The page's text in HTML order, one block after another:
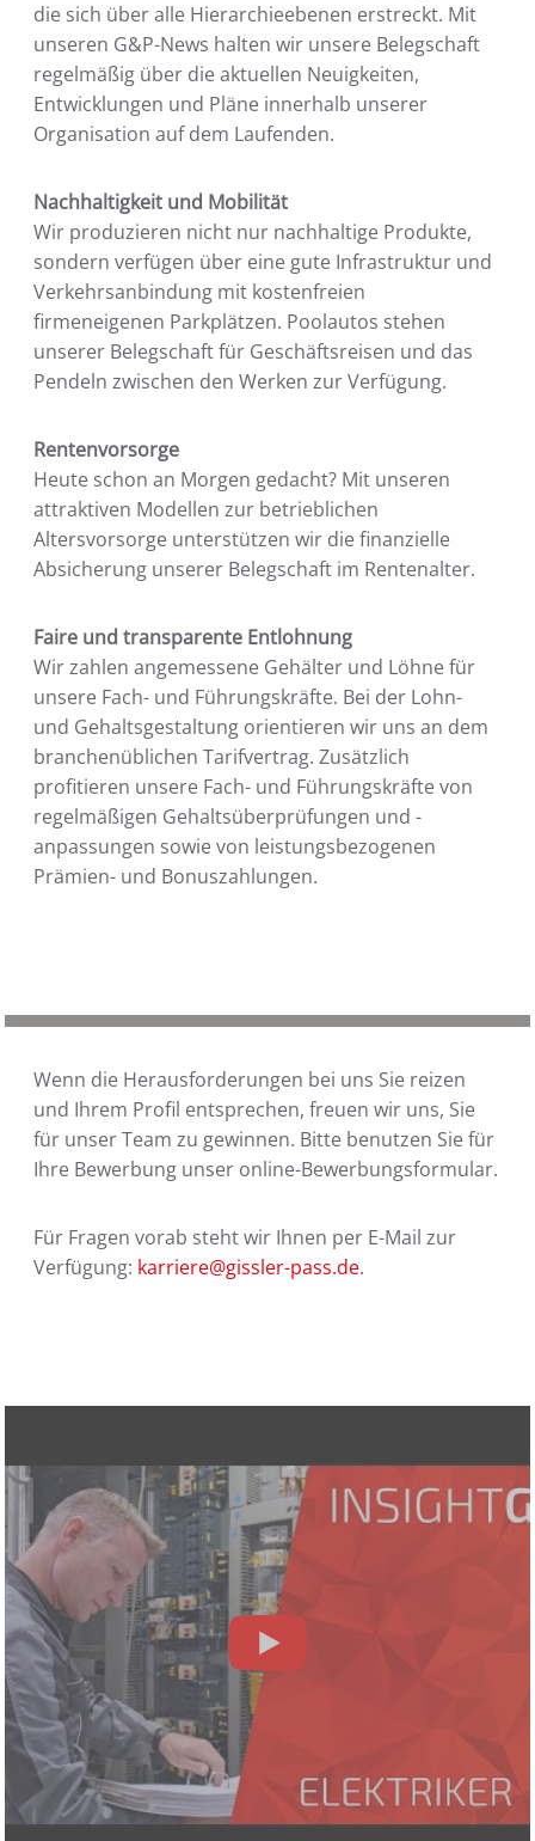
die sich über alle Hierarchieebenen erstreckt. Mit
unseren G&P-News halten wir unsere Belegschaft
regelmäßig über die aktuellen Neuigkeiten,
Entwicklungen und Pläne innerhalb unserer
Organisation auf dem Laufenden.
Nachhaltigkeit und Mobilität
Wir produzieren nicht nur nachhaltige Produkte,
sondern verfügen über eine gute Infrastruktur und
Verkehrsanbindung mit kostenfreien
firmeneigenen Parkplätzen. Poolautos stehen
unserer Belegschaft für Geschäftsreisen und das
Pendeln zwischen den Werken zur Verfügung.
Rentenvorsorge
Heute schon an Morgen gedacht? Mit unseren
attraktiven Modellen zur betrieblichen
Altersvorsorge unterstützen wir die finanzielle
Absicherung unserer Belegschaft im Rentenalter.
Faire und transparente Entlohnung
Wir zahlen angemessene Gehälter und Löhne für
unsere Fach- und Führungskräfte. Bei der Lohn-
und Gehaltsgestaltung orientieren wir uns an dem
branchenüblichen Tarifvertrag. Zusätzlich
profitieren unsere Fach- und Führungskräfte von
regelmäßigen Gehaltsüberprüfungen und -
anpassungen sowie von leistungsbezogenen
Prämien- und Bonuszahlungen.
Wenn die Herausforderungen bei uns Sie reizen
und Ihrem Profil entsprechen, freuen wir uns, Sie
für unser Team zu gewinnen. Bitte benutzen Sie für
Ihre Bewerbung unser online-Bewerbungsformular.
Für Fragen vorab steht wir Ihnen per E-Mail zur
Verfügung: karriere@gissler-pass.de.